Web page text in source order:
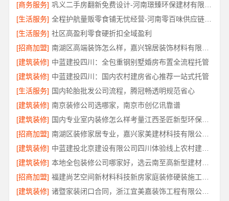
[商务服务]
[生活服务]
全程护航量贩零食铺无忧经营-河南零百味供应链有限公司
[生活服务] 社区高盈利零食硬折扣全域盈利
[招商加盟]
[建筑装修] 中蓝建投四川：全包重钢别墅婚房布置全流程托管
[建筑装修] 中蓝建投四川：国内农村建房省心推荐一站式托管
[生活服务] 国内轮胎批发公司流程，腾冠畅透明规范省心
[建筑装修] 南京装修公司选哪家，南京市创亿讯靠谱
[建筑装修]
国内专业室内装修怎么样考量江西圣匠新型环保材料有限公司
[招商加盟]
南湖区装修家居专业，嘉兴家美建材科技有限公司品质保障
[建筑装修]
中蓝建投北京建设有限公司四川体验线上农村建房功能
[建筑装修]
本地全包装修公司哪家好，选云南至高新型建材有限公司
[招商加盟]
[建筑装修]
诸暨家装闭口合同，浙江宜美嘉装饰工程有限公司可信